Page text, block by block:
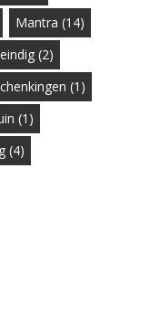
Mantra (14)
(2)
(1)
(1)
(4)